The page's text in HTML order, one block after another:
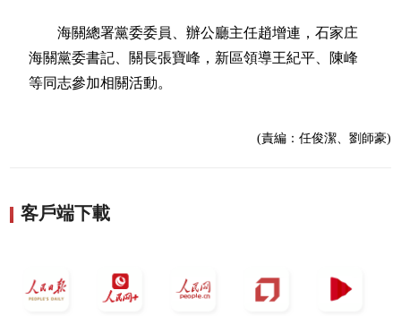
海關總署黨委委員、辦公廳主任趙增連，石家庄
海關黨委書記、關長張寶峰，新區領導王紀平、陳峰
等同志參加相關活動。
(責編：任俊潔、劉師豪)
客戶端下載